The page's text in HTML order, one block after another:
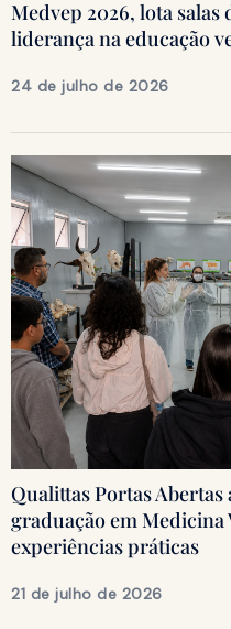
Medvep 2026, lota salas
liderança na educação
24 de julho de 2026
Qualittas Portas
graduação em
experiências práticas
21 de julho de 2026